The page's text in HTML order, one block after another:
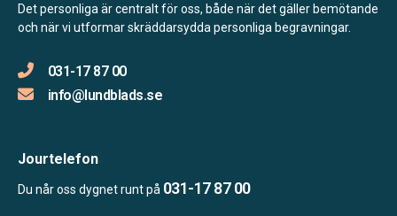
Det personliga är centralt för oss, både när det gäller bemötande
och när vi utformar skräddarsydda personliga begravningar.
031-17 87 00
info@lundblads.se
Jourtelefon
Du når oss dygnet runt på 031-17 87 00